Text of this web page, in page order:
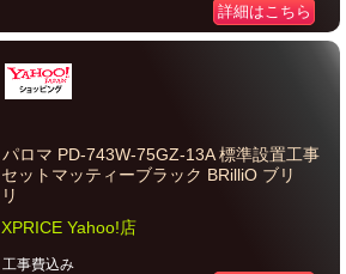
詳細はこちら
パロマ PD-743W-75GZ-13A 標準設置工事
セットマッティーブラック BRilliO ブリ
リ
XPRICE Yahoo!店
工事費込み